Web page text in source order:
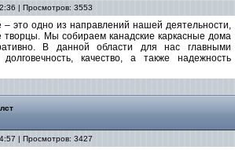
| Просмотров: 3553
– это одно из направлений нашей деятельности,
Мы собираем канадские каркасные дома
В данной области для нас главными
качество, а также надежность
| Просмотров: 3427